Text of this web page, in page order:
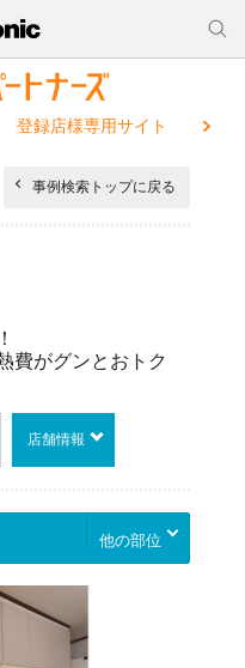
登録店様専用サイト
事例検索トップに戻る
費がグンとおトク
店舗情報
他の部位